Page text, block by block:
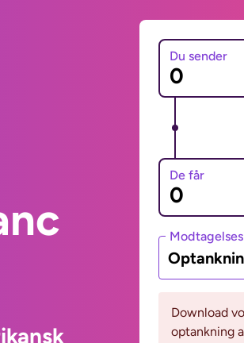
Du sender
De får
Download
optankning